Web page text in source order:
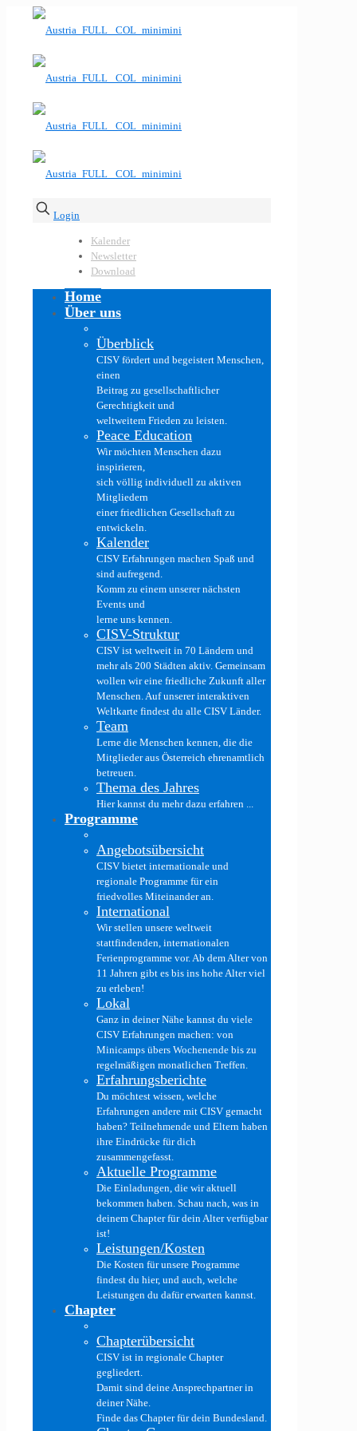
Login
Kalender
Newsletter
Download
Home
Über uns
Überblick
CISV fördert und begeistert Menschen,
einen
Beitrag zu gesellschaftlicher
Gerechtigkeit und
weltweitem Frieden zu leisten.
Peace Education
Wir möchten Menschen dazu
inspirieren,
sich völlig individuell zu aktiven
Mitgliedern
einer friedlichen Gesellschaft zu
entwickeln.
Kalender
CISV Erfahrungen machen Spaß und
sind aufregend.
Komm zu einem unserer nächsten
Events und
lerne uns kennen.
CISV-Struktur
CISV ist weltweit in 70 Ländern und
mehr als 200 Städten aktiv. Gemeinsam
wollen wir eine friedliche Zukunft aller
Menschen. Auf unserer interaktiven
Weltkarte findest du alle CISV Länder.
Team
Lerne die Menschen kennen, die die
Mitglieder aus Österreich ehrenamtlich
betreuen.
Thema des Jahres
Hier kannst du mehr dazu erfahren ...
Programme
Angebotsübersicht
CISV bietet internationale und
regionale Programme für ein
friedvolles Miteinander an.
International
Wir stellen unsere weltweit
stattfindenden, internationalen
Ferienprogramme vor. Ab dem Alter von
11 Jahren gibt es bis ins hohe Alter viel
zu erleben!
Lokal
Ganz in deiner Nähe kannst du viele
CISV Erfahrungen machen: von
Minicamps übers Wochenende bis zu
regelmäßigen monatlichen Treffen.
Erfahrungsberichte
Du möchtest wissen, welche
Erfahrungen andere mit CISV gemacht
haben? Teilnehmende und Eltern haben
ihre Eindrücke für dich
zusammengefasst.
Aktuelle Programme
Die Einladungen, die wir aktuell
bekommen haben. Schau nach, was in
deinem Chapter für dein Alter verfügbar
ist!
Leistungen/Kosten
Die Kosten für unsere Programme
findest du hier, und auch, welche
Leistungen du dafür erwarten kannst.
Chapter
Chapterübersicht
CISV ist in regionale Chapter
gegliedert.
Damit sind deine Ansprechpartner in
deiner Nähe.
Finde das Chapter für dein Bundesland.